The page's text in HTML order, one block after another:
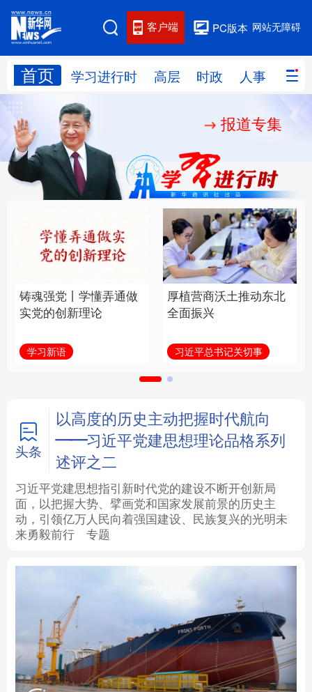
网站无障碍
PC版本
客户端
首页 学习进行时 高层 时政 人事 国际
网站地图
学习进行时 人事
国际 财经 网评
思客智库 全球连线 教育
科技 科创 量子 体育
健康 军事
访谈 视频 图片 政务
学术中国 乡村振兴 银龄 溯源中国
城市 旅游 能源 会展
彩票 娱乐 时尚 悦读
公益 一带一路 亚太网 上市公司
地方频道
北京 天津 河北 山西
辽宁 吉林 上海 江苏
报道专集
铸魂强党丨学懂弄通做
实党的创新理论
学习新语
厚植营商沃土推动东北
全面振兴
习近平总书记关切事
头条
以高度的历史主动把握时代航向
——习近平党建思想理论品格系列
述评之二
习近平党建思想指引新时代党的建设不断开创新局
面，以把握大势、擘画党和国家发展前景的历史主
动，引领亿万人民向着强国建设、民族复兴的光明未
来勇毅前行
专题